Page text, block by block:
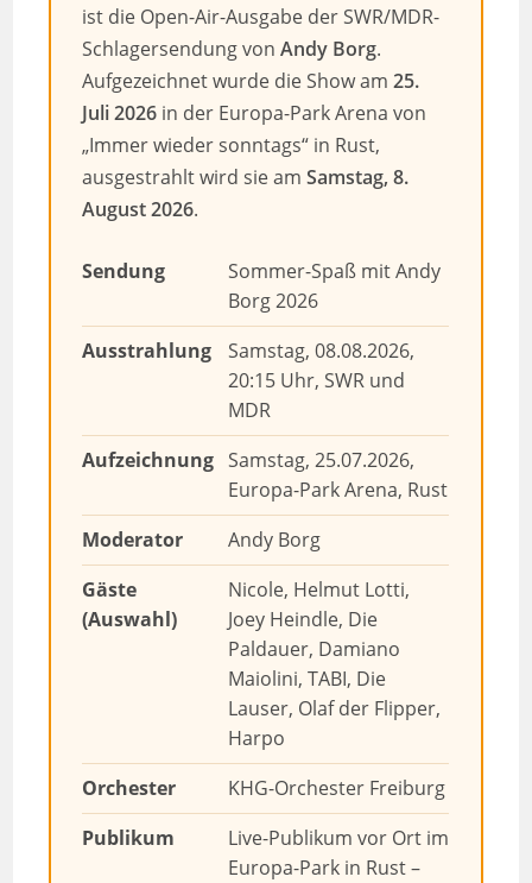
ist die Open-Air-Ausgabe der SWR/MDR-
Schlagersendung vonAndy Borg.
Aufgezeichnet wurde die Show am25.
Juli 2026 in der Europa-Park Arena von
„Immer wieder sonntags“ in Rust,
ausgestrahlt wird sie amSamstag, 8.
August 2026.
Sendung
Sommer-Spaß mit Andy
Borg 2026
Ausstrahlung
Samstag, 08.08.2026,
20:15 Uhr, SWR und
MDR
Aufzeichnung Samstag, 25.07.2026,
Europa-Park Arena, Rust
Moderator
Andy Borg
Gäste
(Auswahl)
Nicole, Helmut Lotti,
Joey Heindle, Die
Paldauer, Damiano
Maiolini, TABI, Die
Lauser, Olaf der Flipper,
Harpo
Orchester
KHG-Orchester Freiburg
Publikum
Live-Publikum vor Ort im
Europa-Park in Rust –